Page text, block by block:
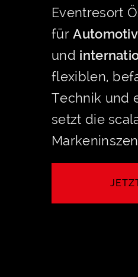
Eventresort
für
und
flexiblen,
Technik und
setzt die